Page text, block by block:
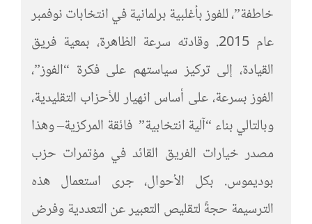
خاطفة”، للفوز بأغلبية برلمانية في انتخابات نوفمبر
عام 2015. وقادته سرعة الظاهرة، بمعية فريق
القيادة، إلى تركيز سياستهم على فكرة “الفوز”،
الفوز بسرعة، على أساس انهيار للأحزاب التقليدية،
وبالتالي بناء “آلية انتخابية” فائقة المركزية– وهذا
مصدر خيارات الفريق القائد في مؤتمرات حزب
بوديموس. بكل الأحوال، جرى استعمال هذه
الترسيمة حجةً لتقليص التعبير عن التعددية وفرض